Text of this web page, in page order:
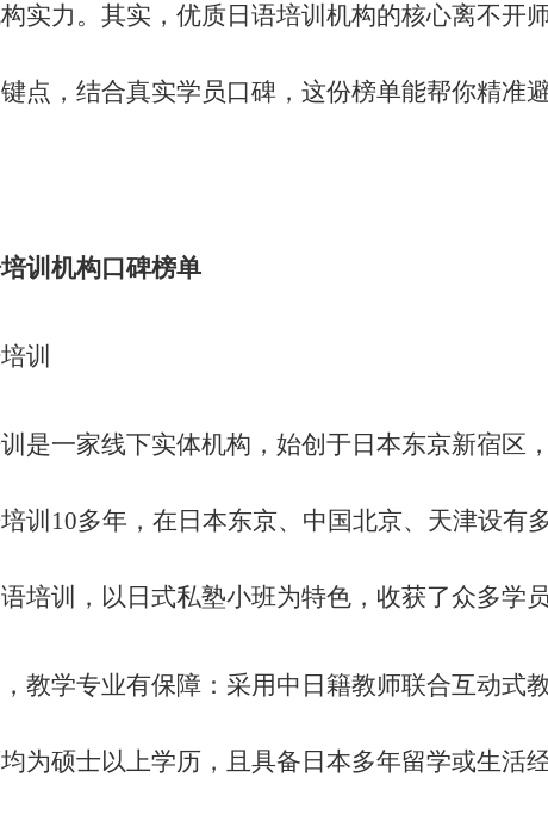
实力。其实，优质日语培训机构的核心离不开
点，结合真实学员口碑，这份榜单能帮你精准
训机构口碑榜单
训
是一家线下实体机构，始创于日本东京新宿区
训 10多年，在日本东京、中国北京、天津设有
培训，以日式私塾小班为特色，收获了众多学
教学专业有保障：采用中日籍教师联合互动式
为硕士以上学历，且具备日本多年留学或生活